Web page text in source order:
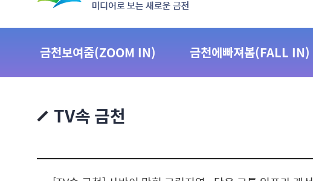
금천보여줌(ZOOM IN) 금천에빠져봄(FALL IN)
TV속 금천